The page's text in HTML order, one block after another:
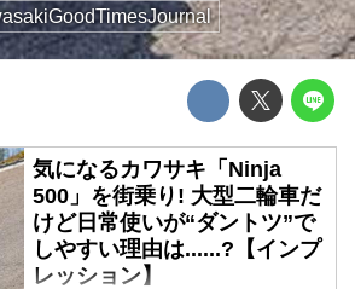
気になるカワサキ「Ninja
500」を街乗り! 大型二輪車だ
けど日常使いが“ダントツ”で
しやすい理由は......?【インプ
レッション】